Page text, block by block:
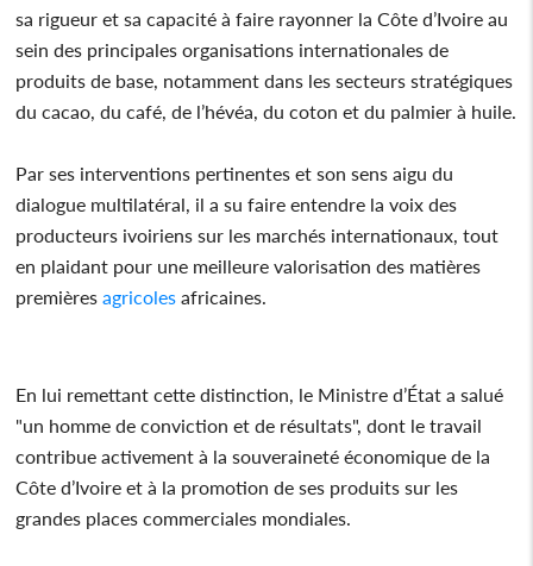
sa rigueur et sa capacité à faire rayonner la Côte d’Ivoire au
sein des principales organisations internationales de
produits de base, notamment dans les secteurs stratégiques
du cacao, du café, de l’hévéa, du coton et du palmier à huile.
Par ses interventions pertinentes et son sens aigu du
dialogue multilatéral, il a su faire entendre la voix des
producteurs ivoiriens sur les marchés internationaux, tout
en plaidant pour une meilleure valorisation des matières
premières agricoles africaines.
En lui remettant cette distinction, le Ministre d’État a salué
"un homme de conviction et de résultats", dont le travail
contribue activement à la souveraineté économique de la
Côte d’Ivoire et à la promotion de ses produits sur les
grandes places commerciales mondiales.